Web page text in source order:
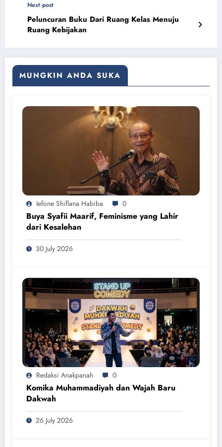
Next post
Peluncuran Buku Dari Ruang Kelas Menuju
Ruang Kebijakan
MUNGKIN ANDA SUKA
Iefone Shiflana Habiba 0
Buya Syafii Maarif, Feminisme yang Lahir
dari Kesalehan
30 July 2026
Redaksi Anakpanah 0
Komika Muhammadiyah dan Wajah Baru
Dakwah
26 July 2026